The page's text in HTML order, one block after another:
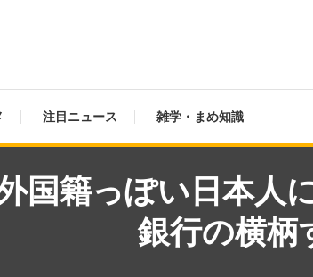
注目ニュース 雑学・まめ知識
外国籍っぽい日本
銀行の横柄